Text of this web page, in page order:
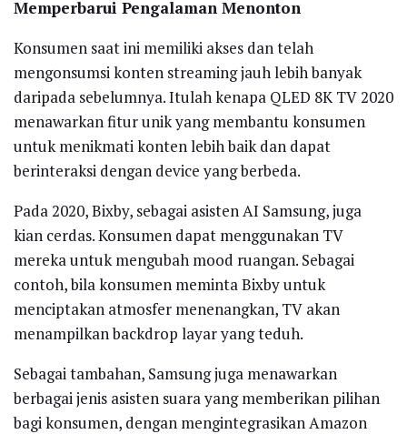
Memperbarui Pengalaman Menonton
Konsumen saat ini memiliki akses dan telah
mengonsumsi konten streaming jauh lebih banyak
daripada sebelumnya. Itulah kenapa QLED 8K TV 2020
menawarkan fitur unik yang membantu konsumen
untuk menikmati konten lebih baik dan dapat
berinteraksi dengan device yang berbeda.
Pada 2020, Bixby, sebagai asisten AI Samsung, juga
kian cerdas. Konsumen dapat menggunakan TV
mereka untuk mengubah mood ruangan. Sebagai
contoh, bila konsumen meminta Bixby untuk
menciptakan atmosfer menenangkan, TV akan
menampilkan backdrop layar yang teduh.
Sebagai tambahan, Samsung juga menawarkan
berbagai jenis asisten suara yang memberikan pilihan
bagi konsumen, dengan mengintegrasikan Amazon